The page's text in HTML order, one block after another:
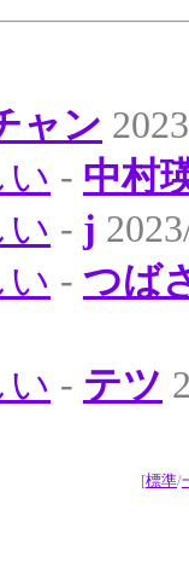
ャン
い - 中村
い - j
い - つば
い - テツ
[標準/